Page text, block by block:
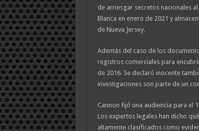
de arriesgar secretos nacionales
Blanca en enero de 2021 y
de Nueva Jersey.
Además del caso de los
registros comerciales para
de 2016. Se declaró inocente
investigaciones son parte de un
Cannon fijó una audiencia para el
Los expertos legales han dicho
altamente clasificados como